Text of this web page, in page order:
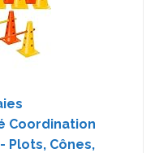
Coordination
Plots, Cônes,